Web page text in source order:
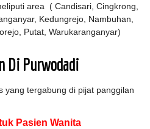
area ( Candisari, Cingkrong,
Kedungrejo, Nambuhan,
Putat, Warukaranganyar)
Di Purwodadi
yang tergabung di pijat panggilan
Pasien Wanita